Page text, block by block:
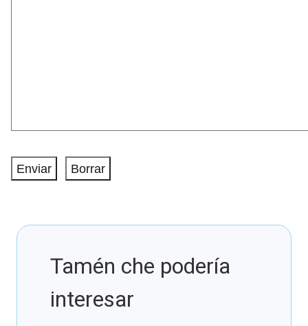
Tamén che podería
interesar